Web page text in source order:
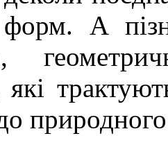
А
природного